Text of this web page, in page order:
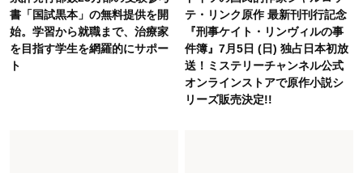
Fashion 2026.5.29
40代の夏通勤はこれ１着！「きちんと感」も
「オシャレ」も整うトレンドトップス〈4選〉
書「国試黒本」の無料提供を開
始。学習から就職まで、治療家
を目指す学生を網羅的にサポー
ト
テ・リンク原作 最新刊刊行記念
『刑事ケイト・リンヴィルの事
件簿』7月5日 (日) 独占日本初放
送！ミステリーチャンネル公式
オンラインストアで原作小説シ
リーズ販売決定!!